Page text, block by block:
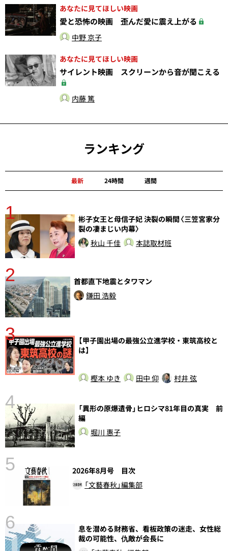
あなたに見てほしい映画
愛と恐怖の映画 歪んだ愛に震え上がる
中野 京子
あなたに見てほしい映画
サイレント映画 スクリーンから音が聞こえる
内藤 篤
ランキング
最新 24時間 週間
1
彬子女王と母信子妃 決裂の瞬間〈三笠宮家分
裂の凄まじい内幕〉
秋山 千佳
本誌取材班
2
首都直下地震とタワマン
鎌田 浩毅
3
【甲子園出場の最強公立進学校・東筑高校と
は】
樫本 ゆき 田中 仰 村井 弦
4
「異形の原爆遺骨」ヒロシマ81年目の真実 前
編
堀川 惠子
5
2026年8月号 目次
「文藝春秋」編集部
6
息を潜める財務省、看板政策の迷走、女性総
裁の可能性、仇敵が会長に